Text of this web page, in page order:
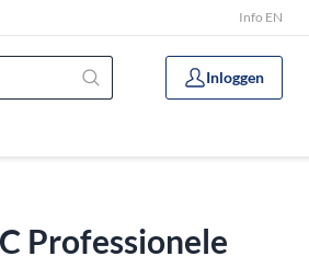
Info EN
Inloggen
Professionele